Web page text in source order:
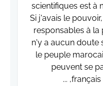
scientifiques est à
Si j'avais le
responsables à la
n'y a aucun doute
le peuple
peuvent se
français